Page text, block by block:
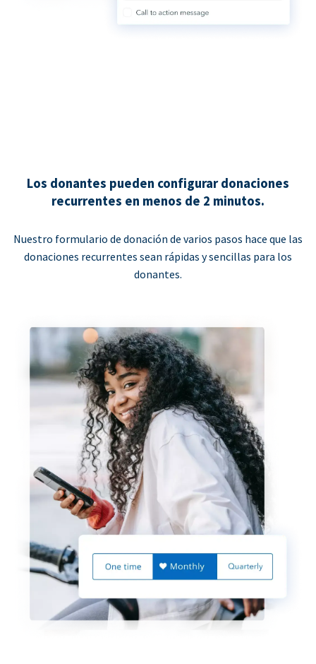
Los donantes pueden configurar donaciones
recurrentes en menos de 2 minutos.
Nuestro formulario de donación de varios pasos hace que las
donaciones recurrentes sean rápidas y sencillas para los
donantes.